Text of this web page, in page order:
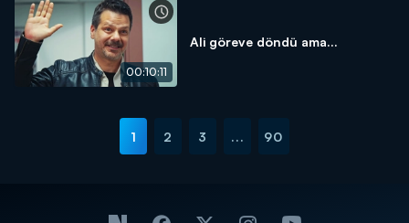
00:10:11
Ali göreve döndü ama...
1 2 3 ... 90